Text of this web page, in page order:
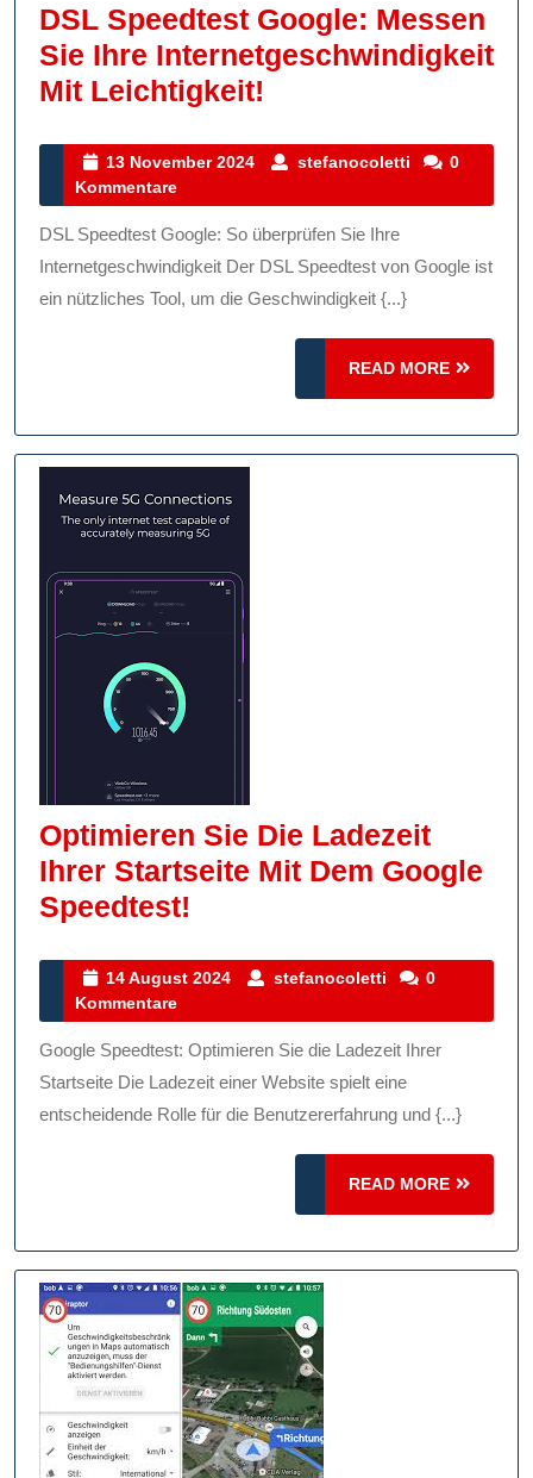
DSL Speedtest Google: Messen
Sie Ihre Internetgeschwindigkeit
Mit Leichtigkeit!
Google:
Sie
Ihre
Mit
Leichtigkeit!
13 November 2024
13
2024
stefanocoletti stefanocoletti
0
Kommentare
DSL Speedtest Google: So überprüfen Sie Ihre
Internetgeschwindigkeit Der DSL Speedtest von Google ist
ein nützliches Tool, um die Geschwindigkeit {...}
READ MORE
READ
MORE
Optimieren Sie Die Ladezeit
Ihrer Startseite Mit Dem Google
Speedtest!
Die
Ihrer
Startseite
Mit
14 August 2024
14
2024
stefanocoletti stefanocoletti
0
Kommentare
Google Speedtest: Optimieren Sie die Ladezeit Ihrer
Startseite Die Ladezeit einer Website spielt eine
entscheidende Rolle für die Benutzererfahrung und {...}
READ MORE
READ
MORE